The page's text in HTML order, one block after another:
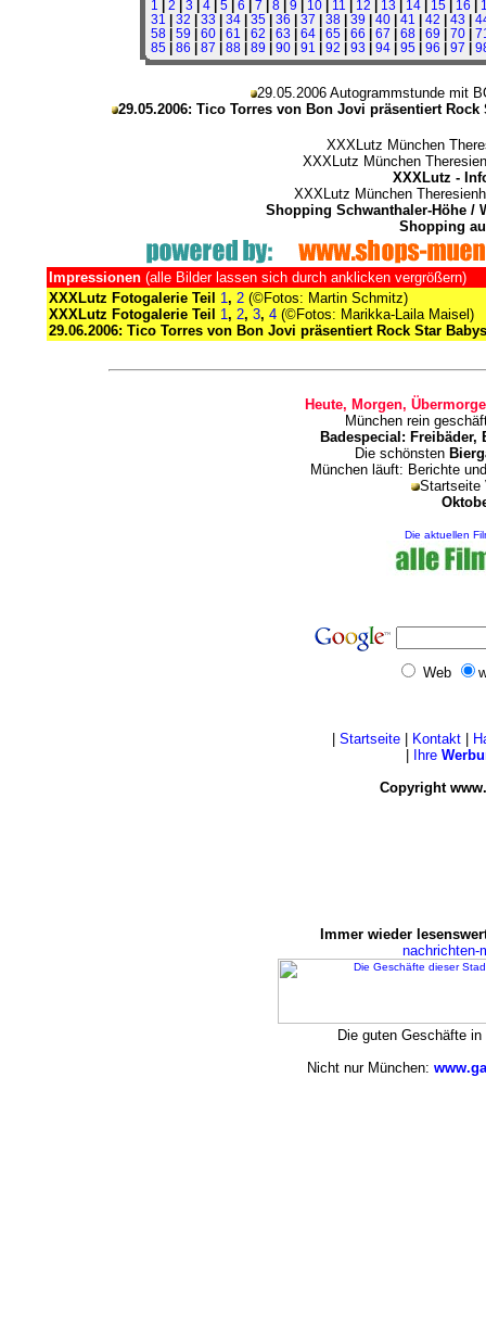
1 2 3 4| 5| 6 7 8| 9 10| 11 12 13 14| 15| 16
31 | 32 | 33 | 34| 35| 36 | 37 | 38| 39 | 40| 41 | 42 | 43 |
58| 59 | 60| 61 | 62 | 63 | 64| 65| 66 | 67 | 68| 69 | 70|
85| 86 | 87 | 88| 89 | 90| 91 | 92 | 93 | 94| 95| 96 | 97 |
29.05.2006 Autogrammstunde mit
29.05.2006: Tico Torres von Bon Jovi präsentiert Rock
XXXLutz München
XXXLutz München
XXXLutz -
XXXLutz München
Shopping Schwanthaler-Höhe /
Shopping
Impressionen (alle Bilder lassen sich durch anklicken vergrößern)
XXXLutz Fotogalerie Teil 1, 2 (©Fotos: Martin Schmitz)
XXXLutz Fotogalerie Teil 1, 2, 3, 4 (©Fotos: Marikka-Laila Maisel)
29.06.2006: Tico Torres von Bon Jovi präsentiert Rock Star Babys
Heute, Morgen,
München rein
Badespecial: Freibäder,
Die schönsten
München läuft: Berichte
Startseite
Die aktuellen
Web
Startseite| Kontakt|
Ihre
Copyright
Immer wieder
nachrichten-
Die guten Geschäfte
Nicht nur München: